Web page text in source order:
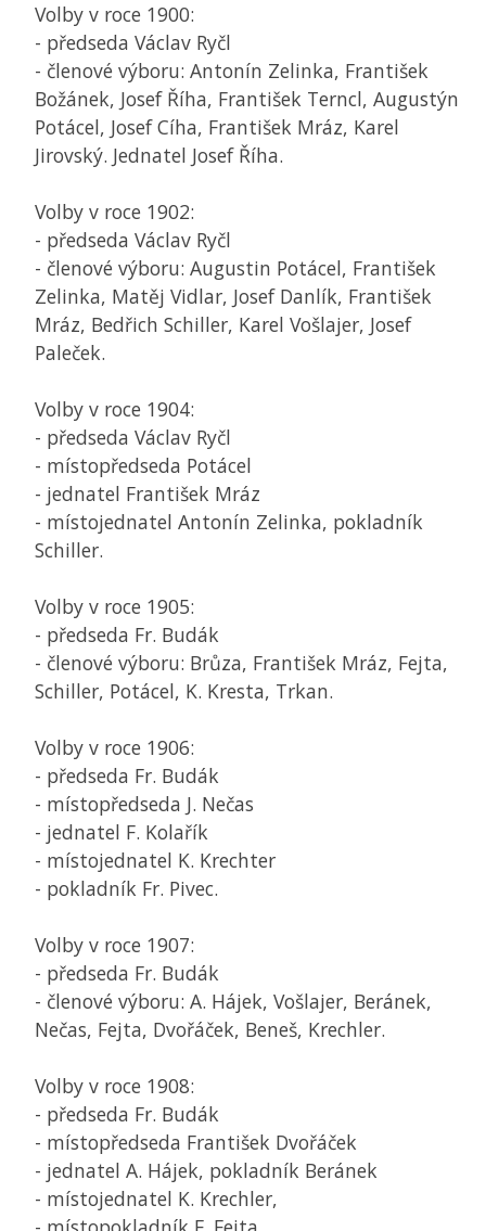
Volby v roce 1900:
- předseda Václav Ryčl
- členové výboru: Antonín Zelinka, František
Božánek, Josef Říha, František Terncl, Augustýn
Potácel, Josef Cíha, František Mráz, Karel
Jirovský. Jednatel Josef Říha.
Volby v roce 1902:
- předseda Václav Ryčl
- členové výboru: Augustin Potácel, František
Zelinka, Matěj Vidlar, Josef Danlík, František
Mráz, Bedřich Schiller, Karel Vošlajer, Josef
Paleček.
Volby v roce 1904:
- předseda Václav Ryčl
- místopředseda Potácel
- jednatel František Mráz
- místojednatel Antonín Zelinka, pokladník
Schiller.
Volby v roce 1905:
- předseda Fr. Budák
- členové výboru: Brůza, František Mráz, Fejta,
Schiller, Potácel, K. Kresta, Trkan.
Volby v roce 1906:
- předseda Fr. Budák
- místopředseda J. Nečas
- jednatel F. Kolařík
- místojednatel K. Krechter
- pokladník Fr. Pivec.
Volby v roce 1907:
- předseda Fr. Budák
- členové výboru: A. Hájek, Vošlajer, Beránek,
Nečas, Fejta, Dvořáček, Beneš, Krechler.
Volby v roce 1908:
- předseda Fr. Budák
- místopředseda František Dvořáček
- jednatel A. Hájek, pokladník Beránek
- místojednatel K. Krechler,